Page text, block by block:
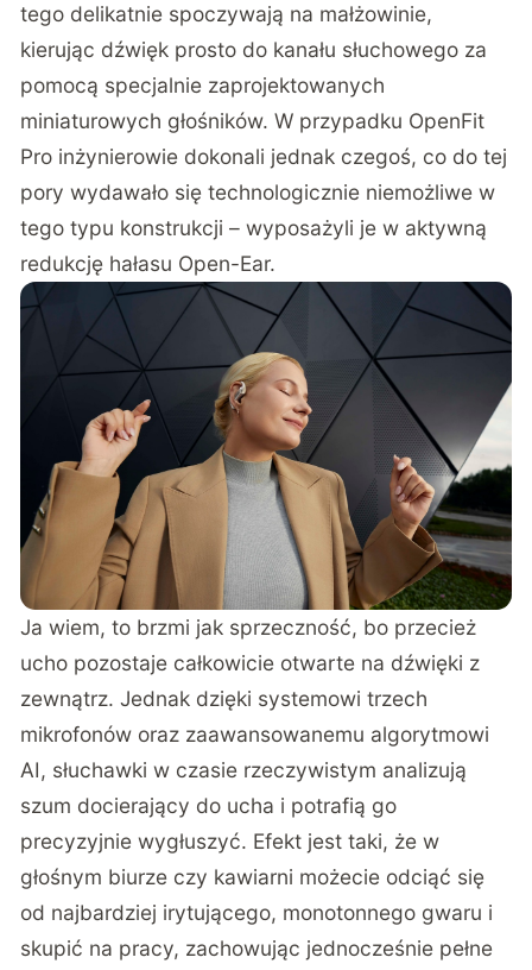
tego delikatnie spoczywają na małżowinie,
kierując dźwięk prosto do kanału słuchowego za
pomocą specjalnie zaprojektowanych
miniaturowych głośników. W przypadku OpenFit
Pro inżynierowie dokonali jednak czegoś, co do tej
pory wydawało się technologicznie niemożliwe w
tego typu konstrukcji – wyposażyli je w aktywną
redukcję hałasu Open-Ear.
Ja wiem, to brzmi jak sprzeczność, bo przecież
ucho pozostaje całkowicie otwarte na dźwięki z
zewnątrz. Jednak dzięki systemowi trzech
mikrofonów oraz zaawansowanemu algorytmowi
AI, słuchawki w czasie rzeczywistym analizują
szum docierający do ucha i potrafią go
precyzyjnie wygłuszyć. Efekt jest taki, że w
głośnym biurze czy kawiarni możecie odciąć się
od najbardziej irytującego, monotonnego gwaru i
skupić na pracy, zachowując jednocześnie pełne